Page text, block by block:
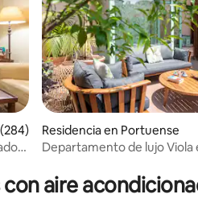
promedio: 4.96 de 5; 284
Residencia en Portuense
Departamento de lujo Viola
aire